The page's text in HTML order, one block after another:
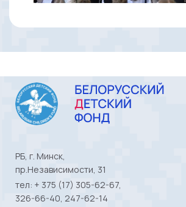
РБ, г. Минск,
пр.Независимости, 31
тел: + 375 (17) 305-62-67,
326-66-40, 247-62-14